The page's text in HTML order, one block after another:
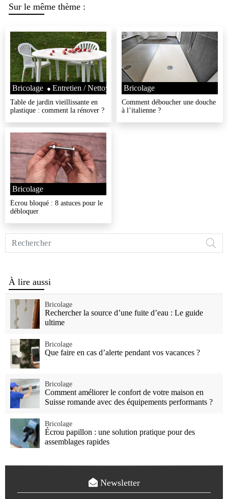
Sur le même thème :
Table de jardin vieillissante en
plastique : comment la rénover ?
Bricolage Entretien / Nettoyage
Comment déboucher une douche
à l’italienne ?
Bricolage
Écrou bloqué : 8 astuces pour le
débloquer
Bricolage
sur
À lire aussi
Rechercher la source d’une fuite d’eau : Le guide
ultime
Bricolage
Que faire en cas d’alerte pendant vos vacances ?
Bricolage
Comment améliorer le confort de votre maison en
Suisse romande avec des équipements performants ?
Bricolage
Écrou papillon : une solution pratique pour des
assemblages rapides
Bricolage
Newsletter